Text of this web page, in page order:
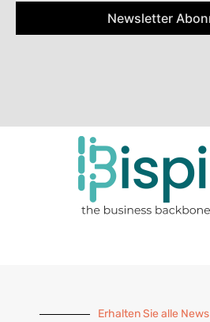
Erhalten Sie alle News